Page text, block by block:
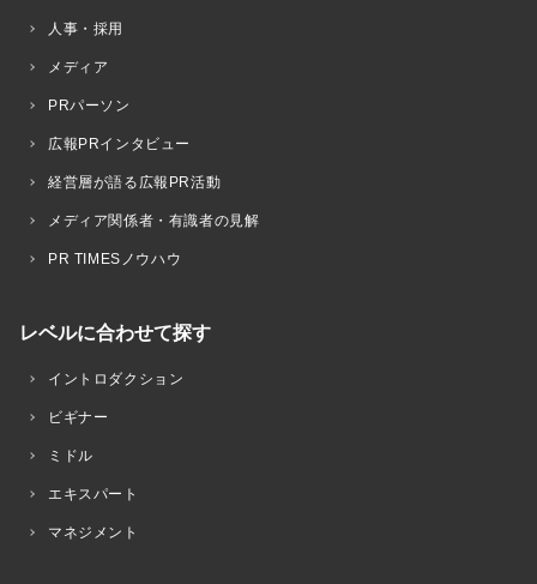
人事・採用
メディア
PRパーソン
広報PRインタビュー
経営層が語る広報PR活動
メディア関係者・有識者の見解
PR TIMESノウハウ
レベルに合わせて探す
イントロダクション
ビギナー
ミドル
エキスパート
マネジメント